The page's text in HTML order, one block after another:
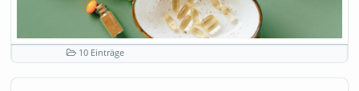
10 Einträge